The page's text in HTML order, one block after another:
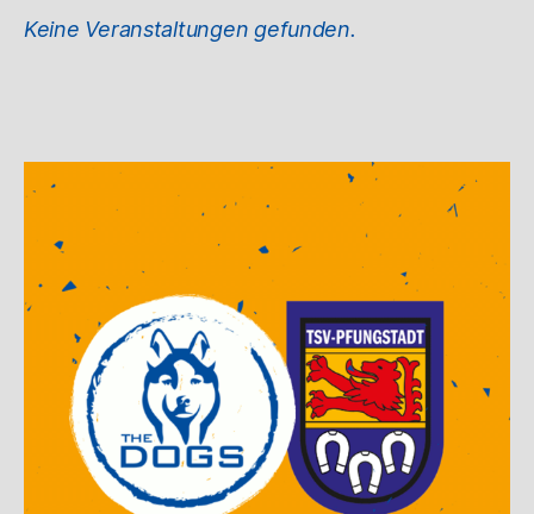
Keine Veranstaltungen gefunden.